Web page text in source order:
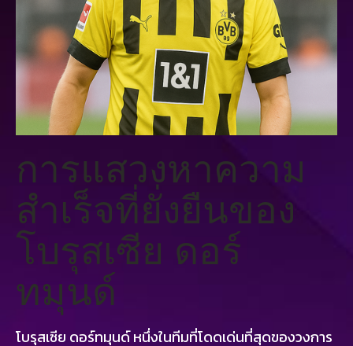
การแสวงหาความ
สำเร็จที่ยั่งยืนของ
โบรุสเซีย ดอร์
ทมุนด์
โบรุสเซีย ดอร์ทมุนด์ หนึ่งในทีมที่โดดเด่นที่สุดของวงการ